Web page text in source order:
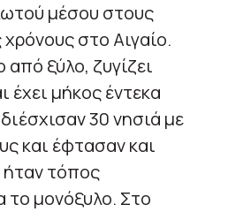
μέσου στους
στο Αιγαίο.
ξύλο, ζυγίζει
έχει μήκος έντεκα
30 νησιά με
και έφτασαν και
τόπος
το μονόξυλο. Στο